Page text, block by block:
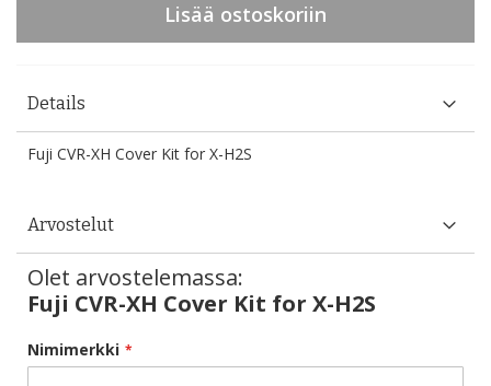
Lisää ostoskoriin
Details
Fuji CVR-XH Cover Kit for X-H2S
Arvostelut
Olet arvostelemassa:
Fuji CVR-XH Cover Kit for X-H2S
Nimimerkki